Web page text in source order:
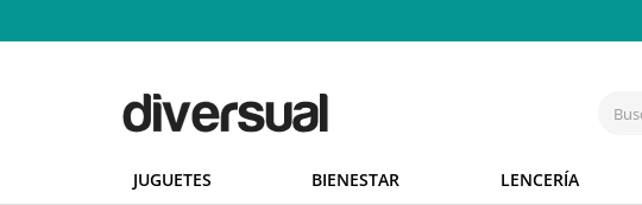
JUGUETES BIENESTAR LENCERÍA